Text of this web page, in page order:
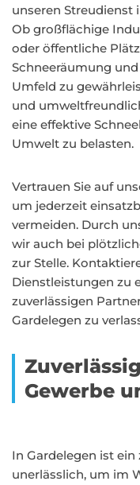
unseren Streudienst
Ob großflächige
oder öffentliche
Schneeräumung
Umfeld zu
und
eine effektive
Umwelt zu belasten.
Vertrauen Sie auf
um jederzeit
vermeiden. Durch
wir auch bei
zur Stelle.
Dienstleistungen zu
zuverlässigen
Gardelegen zu
Gewerbe
In Gardelegen ist
unerlässlich, um im